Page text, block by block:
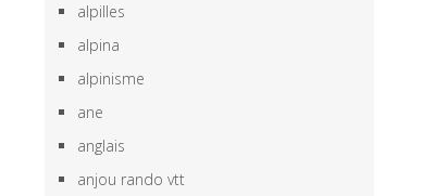
alpilles
alpina
alpinisme
ane
anglais
anjou rando vtt